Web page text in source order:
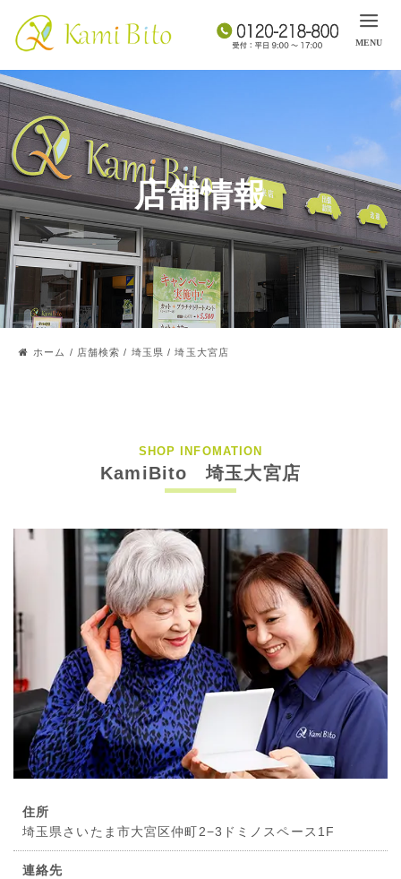
店舗情報
ホーム / 店舗検索 / 埼玉県 / 埼玉大宮店
SHOP INFOMATION
KamiBito 埼玉大宮店
住所
埼玉県さいたま市大宮区仲町2−3ドミノスペース1F
連絡先